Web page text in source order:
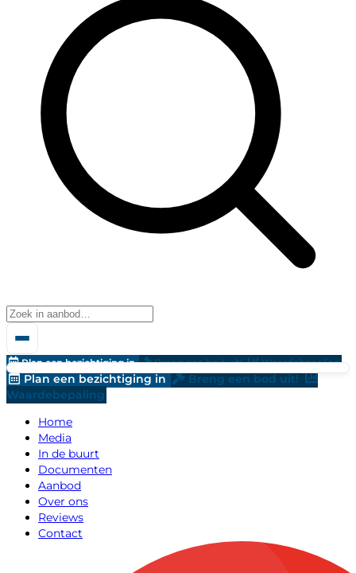
Plan een bezichtiging in Breng een bod uit! Waardebepaling
Plan een bezichtiging in
Breng een bod uit!
Waardebepaling
Home
Media
In de buurt
Documenten
Aanbod
Over ons
Reviews
Contact